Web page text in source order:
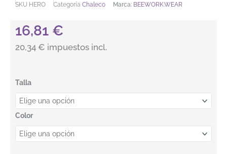
SKU HERO Categoría Chaleco Marca: BEEWORK.WEAR
16,81 €
20,34 € impuestos incl.
Talla
Color
Chaleco acolchado multibolsillos. HERO. BEEWORK cantidad